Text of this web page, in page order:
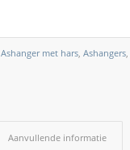
Ashanger met hars, Ashangers,
Aanvullende informatie